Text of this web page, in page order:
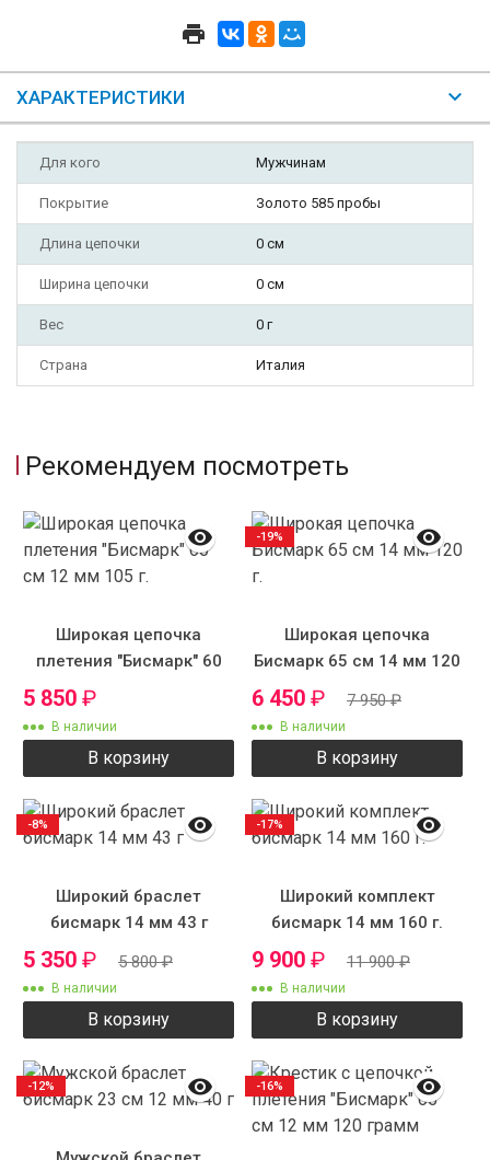
ХАРАКТЕРИСТИКИ
Для кого Мужчинам
Покрытие Золото 585 пробы
Длина цепочки 0 см
Ширина цепочки 0 см
Вес 0 г
Страна Италия
Рекомендуем посмотреть
Широкая цепочка
плетения "Бисмарк" 60
см 12 мм 105 г.
5 850 ₽
В наличии
В корзину
Широкая цепочка
Бисмарк 65 см 14 мм 120
6 450 ₽ 7 950₽
В наличии
В корзину
-19%
Широкий браслет
бисмарк 14 мм 43 г
5 350 ₽ 5 800₽
В наличии
В корзину
-8%
Широкий комплект
бисмарк 14 мм 160 г.
9 900 ₽ 11 900₽
В наличии
В корзину
-17%
-12% -16%